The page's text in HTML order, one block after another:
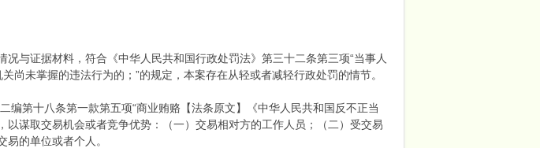
与证据材料，符合《中华人民共和国行政处罚法》第三十二条第三项“当事人
未掌握的违法行为的；”的规定，本案存在从轻或者减轻行政处罚的情节。
第十八条第一款第五项“商业贿赂【法条原文】《中华人民共和国反不正当
谋取交易机会或者竞争优势：（一）交易相对方的工作人员；（二）受交易
的单位或者个人。